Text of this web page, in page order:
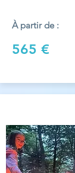
À partir de :
565 €